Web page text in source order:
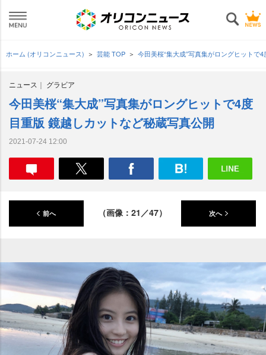
ホーム (オリコンニュース) 芸能 TOP 今田美桜“集大成”写真集がロングヒット
ニュース グラビア
今田美桜“集大成”写真集がロングヒットで4度
目重版 鏡越しカットなど秘蔵写真公開
2021-07-24 12:00
前へ （画像：21／47） 次へ